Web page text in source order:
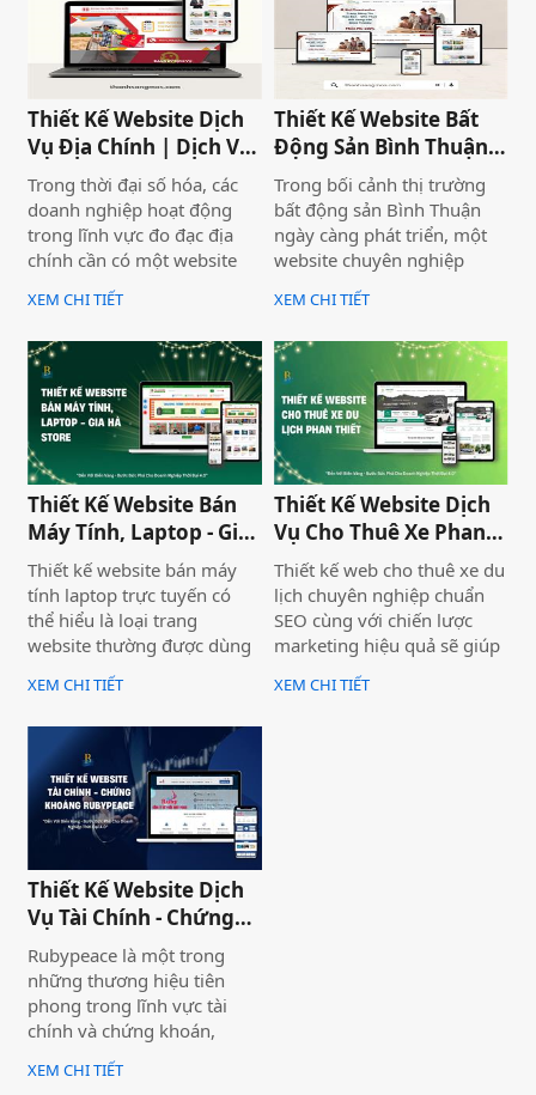
nghiệp thể hiện thương
hiệu một cách ấn tượng và
chuyên nghiệp trên môi
nhiều khách hàng hơn mà
còn nâng cao uy tín thương
hiệu, tạo lợi thế cạnh tranh
trên thị trường.
Thiết Kế Website Dịch
Vụ Địa Chính | Dịch Vụ
Địa Chính Toàn Quốc
Trong thời đại số hóa, các
doanh nghiệp hoạt động
trong lĩnh vực đo đạc địa
chính cần có một website
chuyên nghiệp để nâng cao
uy tín và thu hút khách
hàng. Thiết Kế Website Biển
Vàng cung cấp giải pháp
thiết kế website đo đạc địa
chính với giao diện hiện đại,
chuẩn SEO và đầy đủ chức
năng phục vụ doanh
nghiệp.
XEM CHI TIẾT
Thiết Kế Website Bất
Động Sản Bình Thuận
Land
Trong bối cảnh thị trường
bất động sản Bình Thuận
ngày càng phát triển, một
website chuyên nghiệp
không chỉ giúp doanh
nghiệp nâng cao thương
hiệu mà còn thu hút khách
hàng tiềm năng. Thiết Kế
Website Biển Vàng mang
đến giải pháp tối ưu cho
Bình Thuận Land, giúp
doanh nghiệp tiếp cận
khách hàng nhanh chóng,
chuyên nghiệp và hiệu quả.
XEM CHI TIẾT
Thiết Kế Website Bán
Máy Tính, Laptop - Gia
Hà Store
Thiết kế website bán máy
tính laptop trực tuyến có
thể hiểu là loại trang
website thường được dùng
để trưng bày và bán các sản
phẩm laptop đa dạng về
thương hiệu, mẫu mã, màu
sắc. Một trang web bán
laptop trực tuyến có thể
cung cấp hình ảnh của một
thương hiệu hoặc nhiều
thương hiệu và nó giúp cho
khách hàng có cái nhìn chân
thực khách quan hơn, tiếp
cận nhiều thông tin hơn về
sản phẩm mà họ đang lựa
chọn
XEM CHI TIẾT
Thiết Kế Website Dịch
Vụ Cho Thuê Xe Phan
Thiết
Thiết kế web cho thuê xe du
lịch chuyên nghiệp chuẩn
SEO cùng với chiến lược
marketing hiệu quả sẽ giúp
doanh nghiệp của bạn gia
tăng doanh số bán hàng
XEM CHI TIẾT
Thiết Kế Website Dịch
Vụ Tài Chính - Chứng
Khoán Rubypeace
Rubypeace là một trong
những thương hiệu tiên
phong trong lĩnh vực tài
chính và chứng khoán,
mang đến cho khách hàng
giải pháp đầu tư hiệu quả,
XEM CHI TIẾT